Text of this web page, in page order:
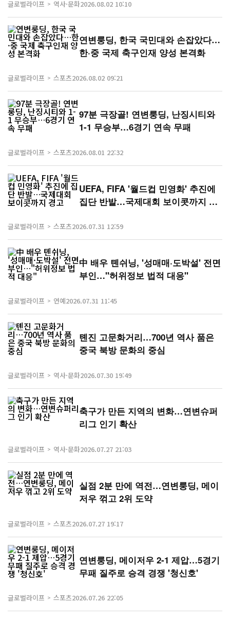
글로벌라이프 역사·문화2026.08.02 10:10
연변룽딩, 한국 국민대와 손잡았다…
한·중 국제 축구인재 양성 본격화
글로벌라이프 스포츠2026.08.02 09:21
97분 극장골! 연변룽딩, 난징시티와
1-1 무승부…6경기 연속 무패
글로벌라이프 스포츠2026.08.01 22:32
UEFA, FIFA '월드컵 민영화' 추진에
집단 반발…국제대회 보이콧까지 경
글로벌라이프 스포츠2026.07.31 12:59
中 배우 톈쉬닝, '성매매·도박설' 전면
부인…"허위정보 법적 대응"
글로벌라이프 연예2026.07.31 11:45
톈진 고문화거리…700년 역사 품은
중국 북방 문화의 중심
글로벌라이프 역사·문화2026.07.30 19:49
축구가 만든 지역의 변화…연변슈퍼
리그 인기 확산
글로벌라이프 역사·문화2026.07.27 21:03
실점 2분 만에 역전…연변룽딩, 메이
저우 꺾고 2위 도약
글로벌라이프 스포츠2026.07.27 19:17
연변룽딩, 메이저우 2-1 제압…5경기
무패 질주로 승격 경쟁 '청신호'
글로벌라이프 스포츠2026.07.26 22:05